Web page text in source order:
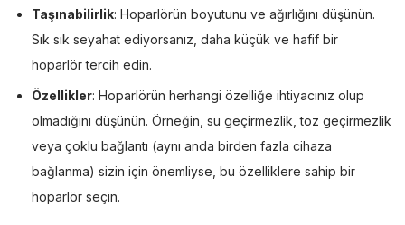
Taşınabilirlik: Hoparlörün boyutunu ve ağırlığını düşünün.
Sık sık seyahat ediyorsanız, daha küçük ve hafif bir
hoparlör tercih edin.
Özellikler: Hoparlörün herhangi özelliğe ihtiyacınız olup
olmadığını düşünün. Örneğin, su geçirmezlik, toz geçirmezlik
veya çoklu bağlantı (aynı anda birden fazla cihaza
bağlanma) sizin için önemliyse, bu özelliklere sahip bir
hoparlör seçin.